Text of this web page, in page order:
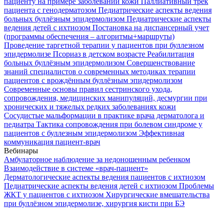
пациента с генодерматозом Педиатрические аспекты ведения
больных буллёзным эпидермолизом Педиатрические аспекты
ведения детей с ихтиозом Постановка на диспансерный учет
(программы обеспечения – алгоритмы+маршруты)
Проведение таргетной терапии у пациентов при буллезном
эпидермолизе Псориаз в детском возрасте Реабилитация
больных буллёзным эпидермолизом Совершенствование
знаний специалистов о современных методиках терапии
пациентов с врождённым буллёзным эпидермолизом
Современные основы правил сестринского ухода,
сопровождения, медицинских манипуляций, десмургии при
хронических и тяжелых редких заболеваниях кожи
Сосудистые мальформации в практике врача дерматолога и
педиатра Тактика сопровождения при болевом синдроме у
пациентов с буллезным эпидермолизом Эффективная
коммуникация пациент-врач
Вебинары
Амбулаторное наблюдение за недоношенным ребенком
Взаимодействие в системе «врач-пациент»
Дерматологические аспекты ведения пациентов с ихтиозом
Педиатрические аспекты ведения детей с ихтиозом Проблемы
ЖКТ у пациентов с ихтиозом Хирургические вмешательства
при буллёзном эпидермолизе, хирургия кисти при БЭ